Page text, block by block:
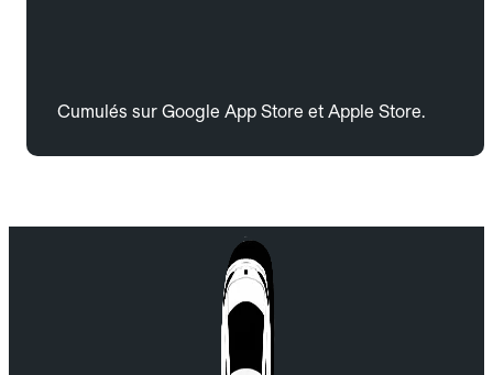
Cumulés sur Google App Store et Apple Store.